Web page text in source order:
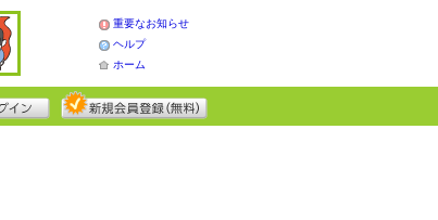
重要なお知らせ
ヘルプ
ホーム